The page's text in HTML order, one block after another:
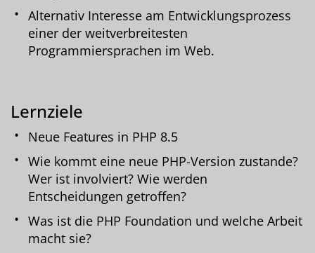
Alternativ Interesse am Entwicklungsprozess
einer der weitverbreitesten
Programmiersprachen im Web.
Lernziele
Neue Features in PHP 8.5
Wie kommt eine neue PHP-Version zustande?
Wer ist involviert? Wie werden
Entscheidungen getroffen?
Was ist die PHP Foundation und welche Arbeit
macht sie?